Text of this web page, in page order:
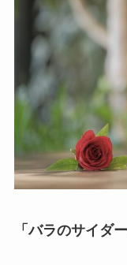
「バラのサイダー